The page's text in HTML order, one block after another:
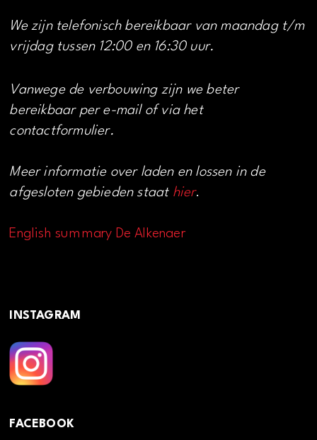
We zijn telefonisch bereikbaar van maandag t/m
vrijdag tussen 12:00 en 16:30 uur.
Vanwege de verbouwing zijn we beter
bereikbaar per e-mail of via het
contactformulier.
Meer informatie over laden en lossen in de
afgesloten gebieden staat hier.
English summary De Alkenaer
INSTAGRAM
FACEBOOK